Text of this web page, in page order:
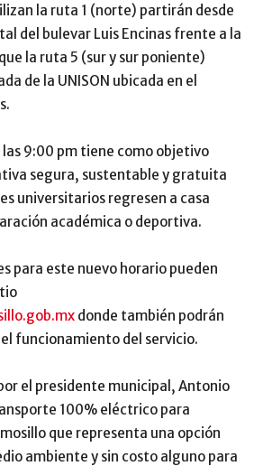
la ruta 1 (norte) partirán desde
del bulevar Luis Encinas frente a la
la ruta 5 (sur y sur poniente)
de la UNISON ubicada en el
las 9:00 pm tiene como objetivo
segura, sustentable y gratuita
universitarios regresen a casa
académica o deportiva.
para este nuevo horario pueden
donde también podrán
funcionamiento del servicio.
el presidente municipal, Antonio
100% eléctrico para
que representa una opción
ambiente y sin costo alguno para